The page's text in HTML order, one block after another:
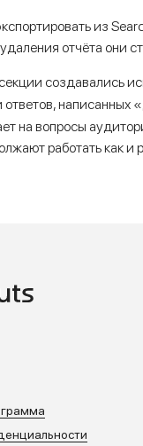
из
отчёта они
создавались
написанных
на вопросы
работать как и